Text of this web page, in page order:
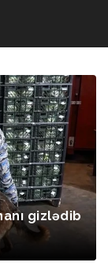
gizlədib